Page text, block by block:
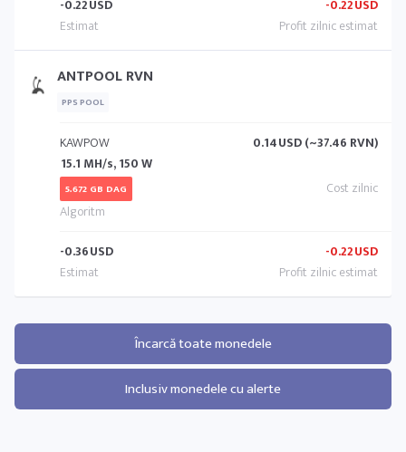
-0.22USD -0.22USD
ANTPOOL RVN
PPS POOL
KAWPOW
15.1 MH/s, 150 W
5.672 GB DAG
0.14USD (~37.46 RVN)
-0.36USD -0.22USD
Încarcă toate monedele
Inclusiv monedele cu alerte